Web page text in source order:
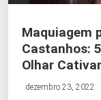
Maquiagem
Castanhos:
Olhar
dezembro 23, 2022